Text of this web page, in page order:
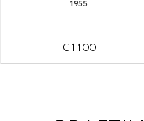
1955
€ 1.100